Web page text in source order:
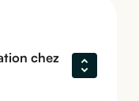
chez